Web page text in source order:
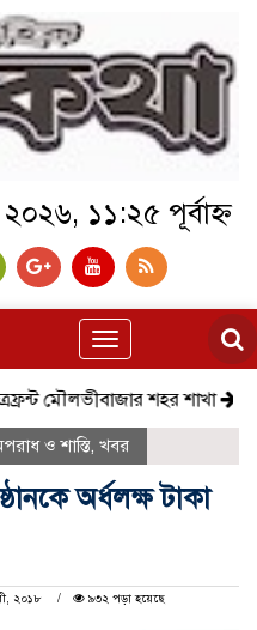
১১:২৫ পূর্বাহ্ন
Toggle
navigation
শহর শাখা কেমন আছে
‌ও শাস্তি, খবর
অর্ধলক্ষ টাকা
২০১৮
৯৩২ পড়া হয়েছে